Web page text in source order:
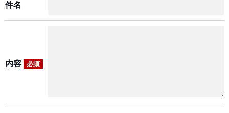
件名
内容 必須